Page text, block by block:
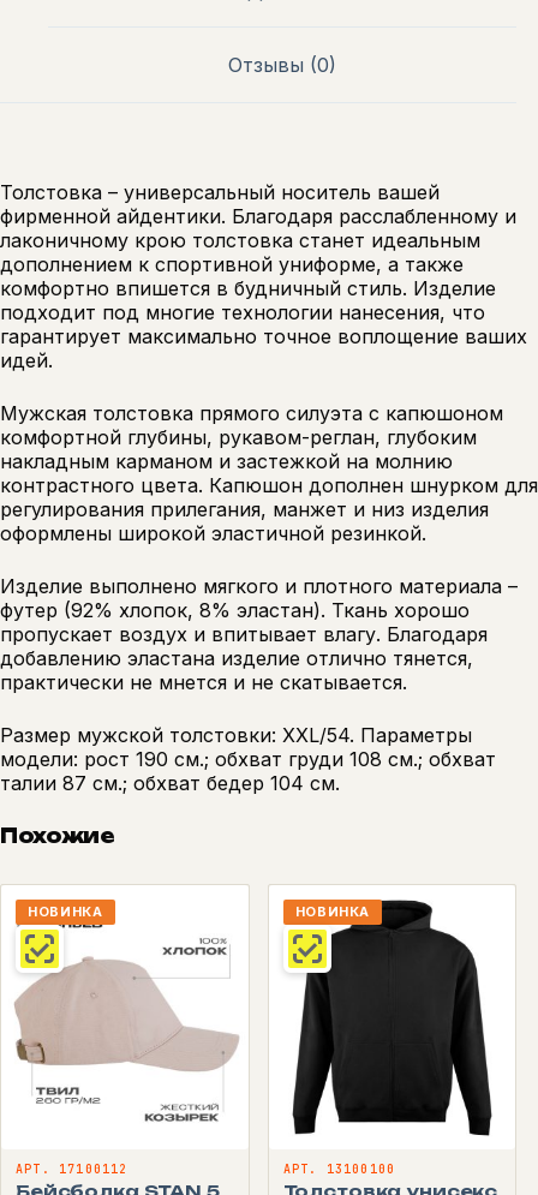
Отзывы (0)
Толстовка – универсальный носитель вашей
фирменной айдентики. Благодаря расслабленному и
лаконичному крою толстовка станет идеальным
дополнением к спортивной униформе, а также
комфортно впишется в будничный стиль. Изделие
подходит под многие технологии нанесения, что
гарантирует максимально точное воплощение ваших
идей.
Мужская толстовка прямого силуэта с капюшоном
комфортной глубины, рукавом-реглан, глубоким
накладным карманом и застежкой на молнию
контрастного цвета. Капюшон дополнен шнурком для
регулирования прилегания, манжет и низ изделия
оформлены широкой эластичной резинкой.
Изделие выполнено мягкого и плотного материала –
футер (92% хлопок, 8% эластан). Ткань хорошо
пропускает воздух и впитывает влагу. Благодаря
добавлению эластана изделие отлично тянется,
практически не мнется и не скатывается.
Размер мужской толстовки: XXL/54. Параметры
модели: рост 190 см.; обхват груди 108 см.; обхват
талии 87 см.; обхват бедер 104 см.
Похожие
НОВИНКА
АРТ. 17100112
Бейсболка STAN 5
НОВИНКА
АРТ. 13100100
Толстовка унисекс